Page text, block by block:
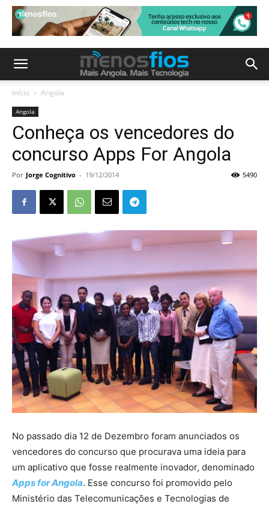
Início Angola
Angola
Conheça os vencedores do
concurso Apps For Angola
Por Jorge Cognitivo - 19/12/2014 5490
No passado dia 12 de Dezembro foram anunciados os
vencedores do concurso que procurava uma ideia para
um aplicativo que fosse realmente inovador, denominado
Apps for Angola. Esse concurso foi promovido pelo
Ministério das Telecomunicações e Tecnologias de